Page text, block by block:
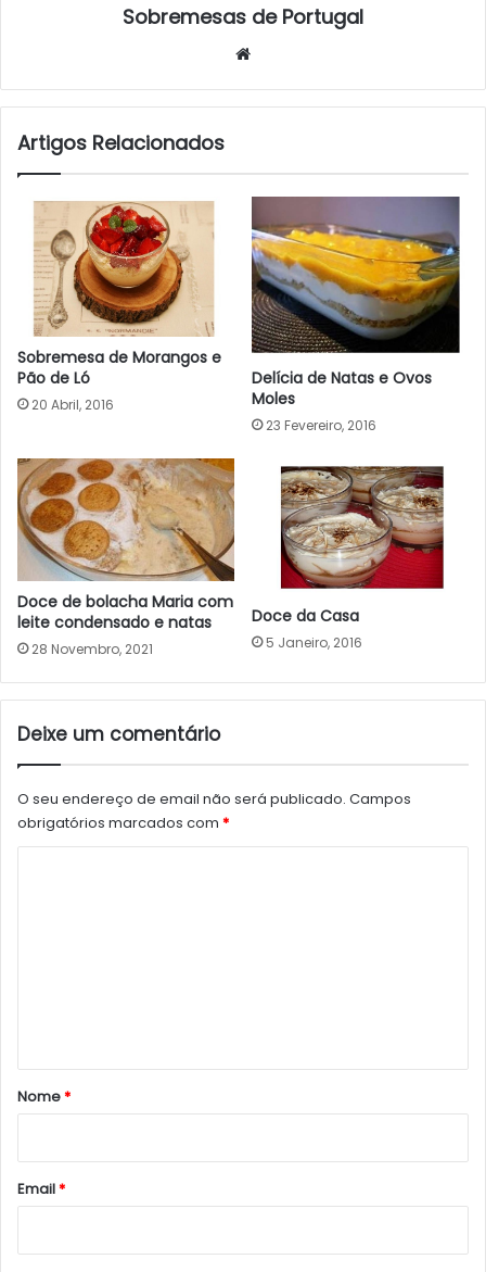
Sobremesas de Portugal
Artigos Relacionados
Sobremesa de Morangos e
Pão de Ló
20 Abril, 2016
Delícia de Natas e Ovos
Moles
23 Fevereiro, 2016
Doce de bolacha Maria com
leite condensado e natas
28 Novembro, 2021
Doce da Casa
5 Janeiro, 2016
Deixe um comentário
O seu endereço de email não será publicado. Campos
obrigatórios marcados com *
r
*
Nome*
Email*